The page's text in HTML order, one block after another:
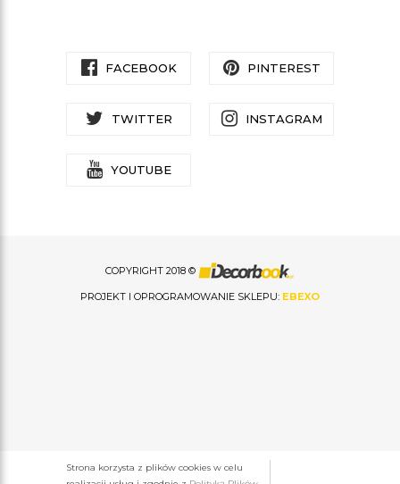
FACEBOOK PINTEREST
TWITTER INSTAGRAM
YOUTUBE
COPYRIGHT 2018 ©
PROJEKT I OPROGRAMOWANIE SKLEPU: EBEXO
Strona korzysta z plików cookies w celu